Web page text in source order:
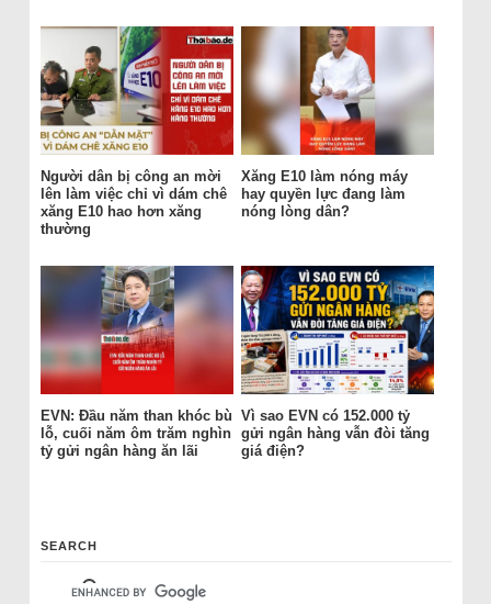
Người dân bị công an mời
lên làm việc chỉ vì dám chê
xăng E10 hao hơn xăng
thường
Xăng E10 làm nóng máy
hay quyền lực đang làm
nóng lòng dân?
EVN: Đầu năm than khóc bù
lỗ, cuối năm ôm trăm nghìn
tỷ gửi ngân hàng ăn lãi
Vì sao EVN có 152.000 tỷ
gửi ngân hàng vẫn đòi tăng
giá điện?
SEARCH